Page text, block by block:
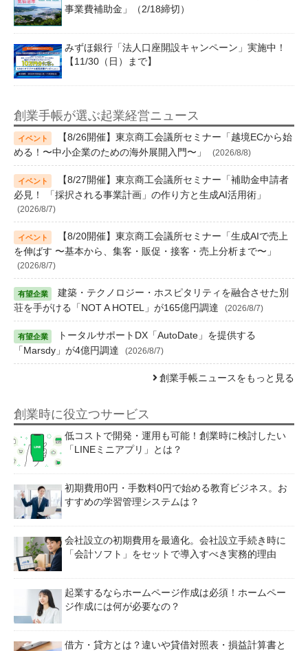
事業費補助金」（2/18締切）
みずほ銀行「法人口座開設キャンペーン」実施中！
【11/30（日）まで】
創業手帳が選ぶ起業経営ニュース
【8/26開催】東京商工会議所セミナー「越境ECから始
める！〜中小企業のための海外展開入門〜」
(2026/8/8)
【8/27開催】東京商工会議所セミナー「補助金申請者
必見！ 「採択される事業計画」の作り方と生成AI活用術」
(2026/8/7)
【8/20開催】東京商工会議所セミナー「生成AIで売上
を伸ばす 〜基本から、集客・販促・接客・売上分析まで〜」
(2026/8/7)
建築・テクノロジー・ホスピタリティを融合させた別
荘を手がける「NOT A HOTEL」が165億円調達
(2026/8/7)
トータルサポートDX「AutoDate」を提供する
「Marsdy」が4億円調達
(2026/8/7)
創業手帳ニュースをもっと見る
創業時に役立つサービス
低コストで開発・運用も可能！創業時に検討したい
「LINEミニアプリ」とは？
初期費用0円・手数料0円で始める教育ビジネス。お
すすめの学習管理システムは？
会社設立の初期費用を最適化。会社設立手続き時に
「会計ソフト」をセットで導入すべき実務的理由
起業するならホームページ作成は必須！ホームペー
ジ作成には何が必要なの？
借方・貸方とは？違いや貸借対照表・損益計算書と